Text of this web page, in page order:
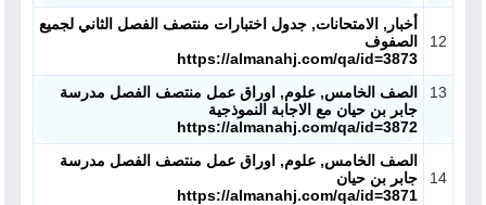
12
أخبار, الامتحانات, جدول اختبارات منتصف الفصل الثاني لجميع
الصفوف
https://almanahj.com/qa/id=3873
13
الصف الخامس, علوم, اوراق عمل منتصف الفصل مدرسة
جابر بن حيان مع الاجابة النموذجية
https://almanahj.com/qa/id=3872
14
الصف الخامس, علوم, اوراق عمل منتصف الفصل مدرسة
جابر بن حيان
https://almanahj.com/qa/id=3871